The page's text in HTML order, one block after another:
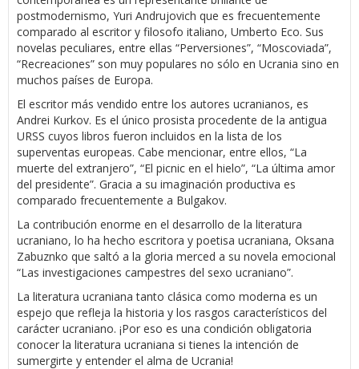
postmodernismo, Yuri Andrujovich que es frecuentemente
comparado al escritor y filosofo italiano, Umberto Eco. Sus
novelas peculiares, entre ellas “Perversiones”, “Moscoviada”,
“Recreaciones” son muy populares no sólo en Ucrania sino en
muchos países de Europa.
El escritor más vendido entre los autores ucranianos, es
Andrei Kurkov. Es el único prosista procedente de la antigua
URSS cuyos libros fueron incluidos en la lista de los
superventas europeas. Cabe mencionar, entre ellos, “La
muerte del extranjero”, “El picnic en el hielo”, “La última amor
del presidente”. Gracia a su imaginación productiva es
comparado frecuentemente a Bulgakov.
La contribución enorme en el desarrollo de la literatura
ucraniano, lo ha hecho escritora y poetisa ucraniana, Oksana
Zabuznko que saltó a la gloria merced a su novela emocional
“Las investigaciones campestres del sexo ucraniano”.
La literatura ucraniana tanto clásica como moderna es un
espejo que refleja la historia y los rasgos característicos del
carácter ucraniano. ¡Por eso es una condición obligatoria
conocer la literatura ucraniana si tienes la intención de
sumergirte y entender el alma de Ucrania!